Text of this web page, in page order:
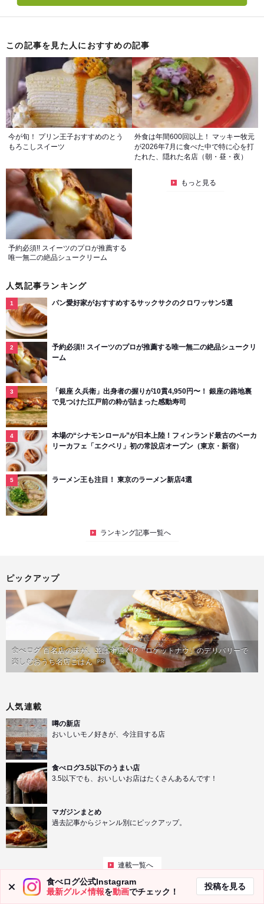
この記事を見た人におすすめの記事
今が旬！ プリン王子おすすめのとう
もろこしスイーツ
外食は年間600回以上！ マッキー牧元
が2026年7月に食べた中で特に心を打
たれた、隠れた名店（朝・昼・夜）
予約必須!! スイーツのプロが推薦する
唯一無二の絶品シュークリーム
もっと見る
人気記事ランキング
パン愛好家がおすすめするサックサクのクロワッサン5選
予約必須!! スイーツのプロが推薦する唯一無二の絶品シュークリ
ーム
「銀座 久兵衛」出身者の握りが10貫4,950円〜！ 銀座の路地裏
で見つけた江戸前の粋が詰まった感動寿司
本場の“シナモンロール”が日本上陸！フィンランド最古のベーカ
リーカフェ「エクベリ」初の常設店オープン（東京・新宿）
ラーメン王も注目！ 東京のラーメン新店4選
ランキング記事一覧へ
ピックアップ
食べログ 百名店の味が、並ばず届く!?「ロケットナウ」のデリバリーで
楽しむおうち名店ごはん PR
人気連載
噂の新店
おいしいモノ好きが、今注目する店
食べログ3.5以下のうまい店
3.5以下でも、おいしいお店はたくさんあるんです！
マガジンまとめ
過去記事からジャンル別にピックアップ。
連載一覧へ
食べログ公式Instagram
最新グルメ情報を動画でチェック！
投稿を見る